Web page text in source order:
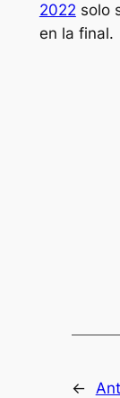
2022 solo
en la final.
←